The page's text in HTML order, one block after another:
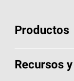
Productos
Elija sus tejas
Recursos